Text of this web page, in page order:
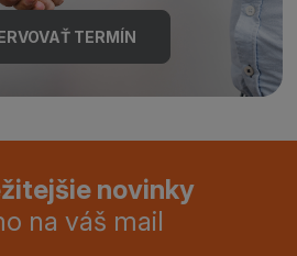
TERMÍN
novinky
na váš mail